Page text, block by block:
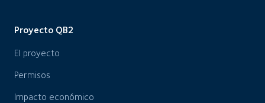
Proyecto QB2
El proyecto
Permisos
Impacto económico